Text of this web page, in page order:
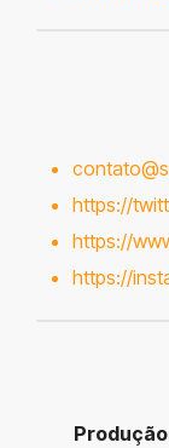
https://
https://
https://